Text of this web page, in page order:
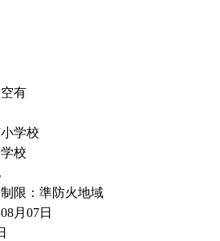
有
学校
校
限：準防火地域
月07日